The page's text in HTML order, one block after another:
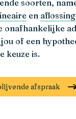
soorten,
en
onafhankelijke
of een
keuze is.
afspraak